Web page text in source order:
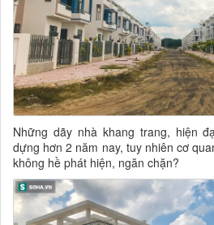
Những dãy nhà khang trang, hiện
dựng hơn 2 năm nay, tuy nhiên cơ
không hề phát hiện, ngăn chặn?